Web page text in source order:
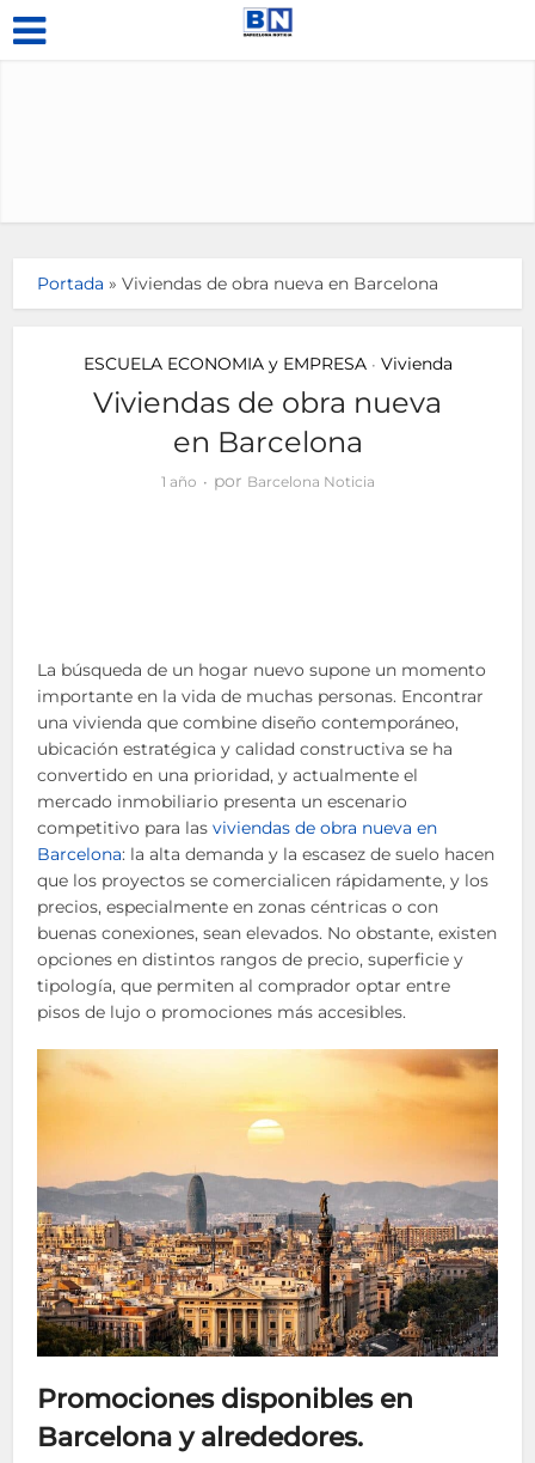
Portada »Viviendas de obra nueva en Barcelona
ESCUELA ECONOMIA y EMPRESA • Vivienda
Viviendas de obra nueva
en Barcelona
1 año por Barcelona Noticia
La búsqueda de un hogar nuevo supone un momento
importante en la vida de muchas personas. Encontrar
una vivienda que combine diseño contemporáneo,
ubicación estratégica y calidad constructiva se ha
convertido en una prioridad, y actualmente el
mercado inmobiliario presenta un escenario
competitivo para lasviviendas de obra nueva en
Barcelona: la alta demanda y la escasez de suelo hacen
que los proyectos se comercialicen rápidamente, y los
precios, especialmente en zonas céntricas o con
buenas conexiones, sean elevados. No obstante, existen
opciones en distintos rangos de precio, superficie y
tipología, que permiten al comprador optar entre
pisos de lujo o promociones más accesibles.
Promociones disponibles en
Barcelona y alrededores.